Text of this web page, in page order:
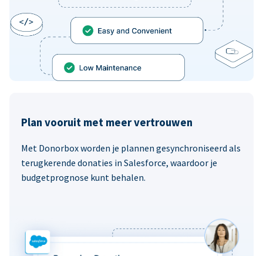
Plan vooruit met meer vertrouwen
Met Donorbox worden je plannen gesynchroniseerd als
terugkerende donaties in Salesforce, waardoor je
budgetprognose kunt behalen.